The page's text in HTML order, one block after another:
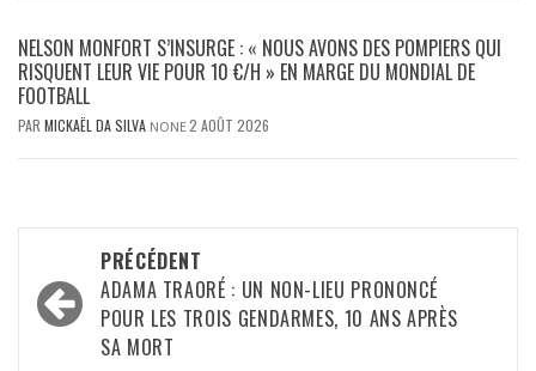
NELSON MONFORT S’INSURGE : « NOUS AVONS DES POMPIERS QUI
RISQUENT LEUR VIE POUR 10 €/H » EN MARGE DU MONDIAL DE
FOOTBALL
PAR MICKAËL DA SILVA NONE2 AOÛT 2026
Navigation
d’article
PRÉCÉDENT
ADAMA TRAORÉ : UN NON-LIEU PRONONCÉ
POUR LES TROIS GENDARMES, 10 ANS APRÈS
SA MORT